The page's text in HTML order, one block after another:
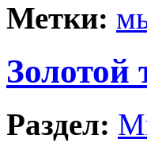
Метки:
Золотой
Раздел: